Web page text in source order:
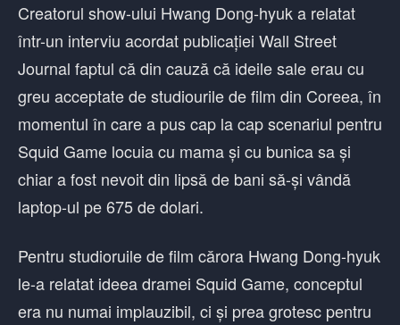
Creatorul show-ului Hwang Dong-hyuk a relatat
într-un interviu acordat publicației Wall Street
Journal faptul că din cauză că ideile sale erau cu
greu acceptate de studiourile de film din Coreea, în
momentul în care a pus cap la cap scenariul pentru
Squid Game locuia cu mama și cu bunica sa și
chiar a fost nevoit din lipsă de bani să-și vândă
laptop-ul pe 675 de dolari.
Pentru studioruile de film cărora Hwang Dong-hyuk
le-a relatat ideea dramei Squid Game, conceptul
era nu numai implauzibil, ci și prea grotesc pentru